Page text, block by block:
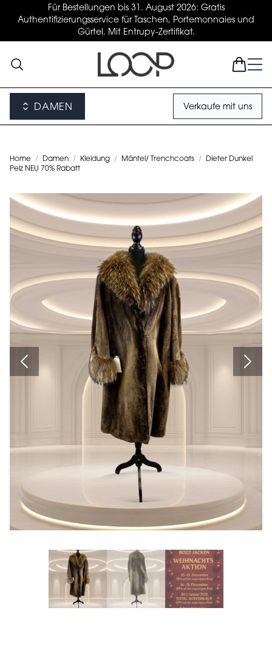
Für Bestellungen bis 31. August 2026: Gratis
Authentifizierungsservice für Taschen, Portemonnaies und
Gürtel. Mit Entrupy-Zertifikat.
DAMEN Verkaufe mit uns
Home / Damen / Kleidung / Mäntel/ Trenchcoats /
Dieter Dunkel
Pelz NEU 70% Rabatt